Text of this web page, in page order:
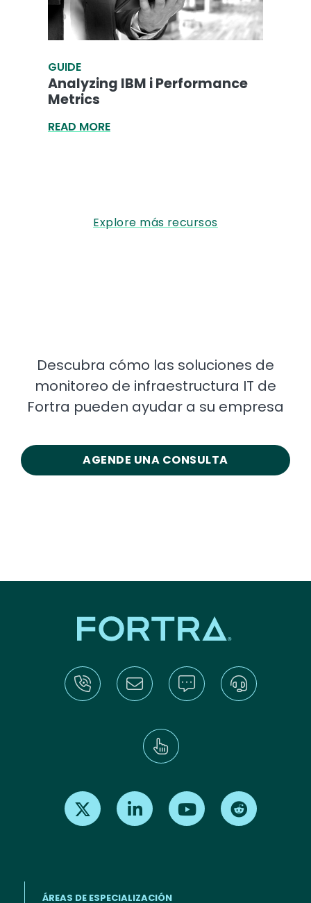
GUIDE
Analyzing IBM i Performance
Metrics
READ MORE
Explore más recursos
Descubra cómo las soluciones de
monitoreo de infraestructura IT de
Fortra pueden ayudar a su empresa
AGENDE UNA CONSULTA
Find us on X Find us on LinkedInFind us on Youtube
ÁREAS DE ESPECIALIZACIÓN